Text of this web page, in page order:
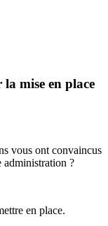
mise en place
vous ont convaincus
administration ?
en place.